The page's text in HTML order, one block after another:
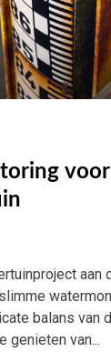
aan
balans van
genieten van...